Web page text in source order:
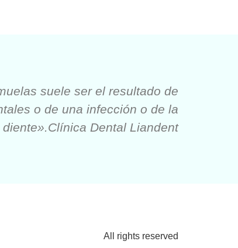
suele ser el resultado de
o de una infección o de la
Dental Liandent
All rights reserved